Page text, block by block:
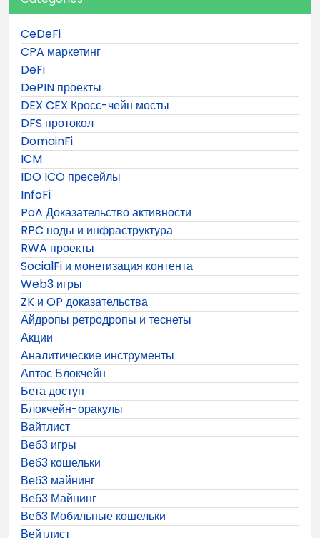
CeDeFi
CPA маркетинг
DeFi
DePIN проекты
DEX CEX Кросс-чейн мосты
DFS протокол
DomainFi
ICM
IDO ICO пресейлы
InfoFi
PoA Доказательство активности
RPC ноды и инфраструктура
RWA проекты
SocialFi и монетизация контента
Web3 игры
ZK и OP доказательства
Айдропы ретродропы и теснеты
Акции
Аналитические инструменты
Аптос Блокчейн
Бета доступ
Блокчейн-оракулы
Вайтлист
Веб3 игры
Веб3 кошельки
Веб3 майнинг
Веб3 Майнинг
Веб3 Мобильные кошельки
Вейтлист